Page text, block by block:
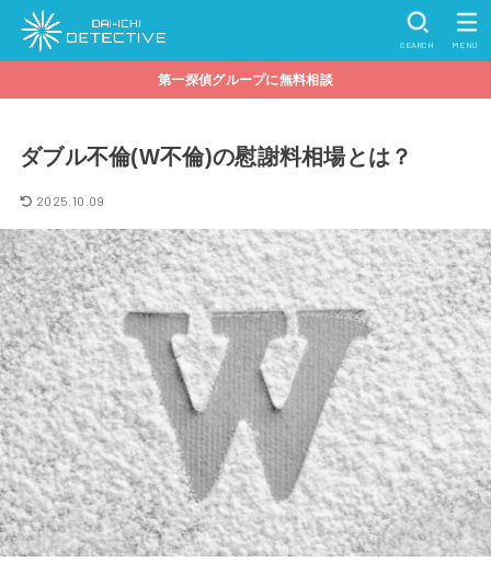
SEARCH MENU
第一探偵グループに無料相談
ダブル不倫(W不倫)の慰謝料相場とは？
2025.10.09